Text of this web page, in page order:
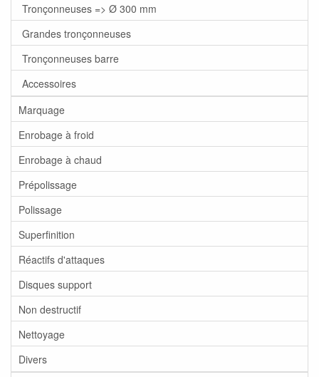
Tronçonneuses => Ø 300 mm
Grandes tronçonneuses
Tronçonneuses barre
Accessoires
Marquage
Enrobage à froid
Enrobage à chaud
Prépolissage
Polissage
Superfinition
Réactifs d'attaques
Disques support
Non destructif
Nettoyage
Divers